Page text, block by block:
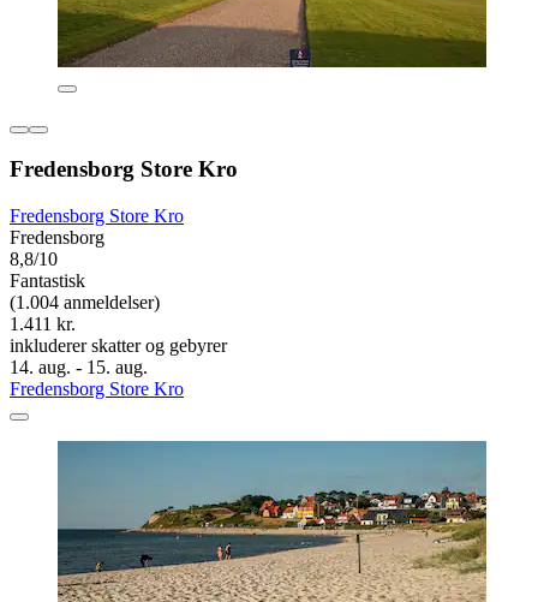
Fredensborg Store Kro
Fredensborg Store Kro
Fredensborg
8,8/10
Fantastisk
(1.004 anmeldelser)
1.411 kr.
inkluderer skatter og gebyrer
14. aug. - 15. aug.
Fredensborg Store Kro